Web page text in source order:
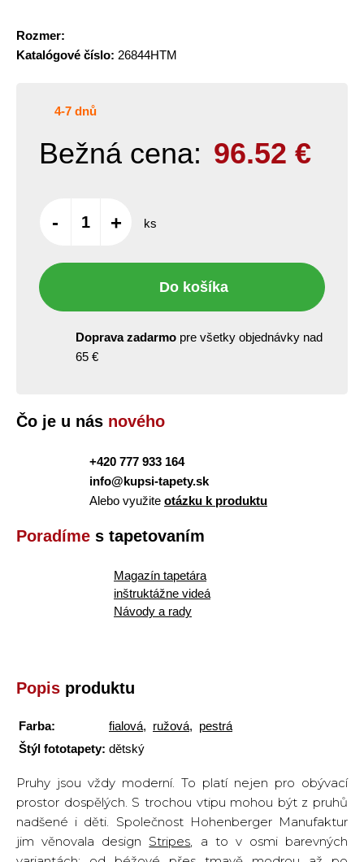
Rozmer:
Katalógové číslo: 26844HTM
4-7 dnů
Bežná cena: 96.52 €
- + ks
Do košíka
Doprava zadarmo pre všetky objednávky nad
65 €
Čo je u nás nového
+420 777 933 164
info@kupsi-tapety.sk
Alebo využite otázku k produktu
Poradíme s tapetovaním
Magazín tapetára
inštruktážne videá
Návody a rady
Popis produktu
Farba: fialová, ružová, pestrá
Štýl fototapety: dětský
Pruhy jsou vždy moderní. To platí nejen pro obývací
prostor dospělých. S trochou vtipu mohou být z pruhů
nadšené i děti. Společnost Hohenberger Manufaktur
jim věnovala design Stripes, a to v osmi barevných